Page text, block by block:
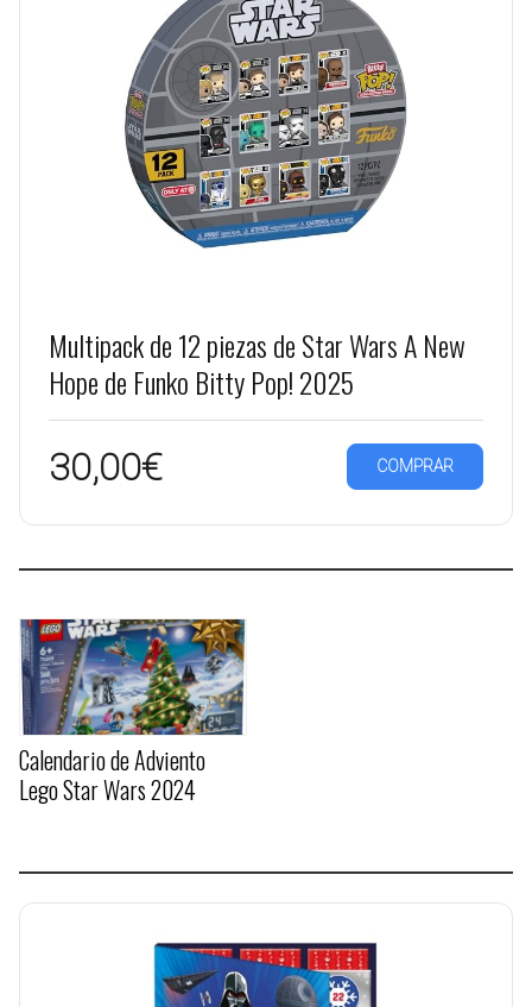
Multipack de 12 piezas de Star Wars A New
Hope de Funko Bitty Pop! 2025
30,00€ COMPRAR
Calendario de Adviento
Lego Star Wars 2024